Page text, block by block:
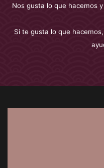
Nos gusta lo que hacemos
Si te gusta lo que hacemos,